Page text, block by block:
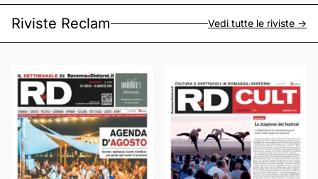
Riviste Reclam Vedi tutte le riviste ->